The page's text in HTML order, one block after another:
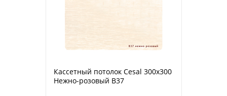
Кассетный потолок Cesal 300х300
Нежно-розовый В37